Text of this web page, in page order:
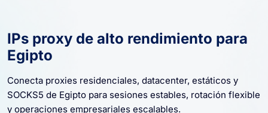
IPs proxy de alto rendimiento para
Egipto
Conecta proxies residenciales, datacenter, estáticos y
SOCKS5 de Egipto para sesiones estables, rotación flexible
y operaciones empresariales escalables.